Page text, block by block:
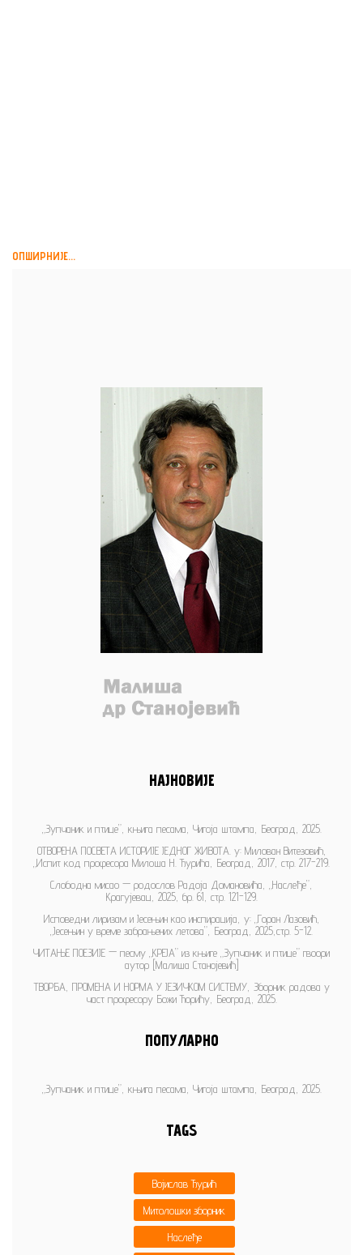
ОПШИРНИЈЕ...
НАЈНОВИЈЕ
„Зупчаник и птице”, књига песама, Чигоја штампа, Београд, 2025.
ОТВОРЕНА ПОСВЕТА ИСТОРИЈЕ ЈЕДНОГ ЖИВОТА. у: Милован Витезовић,
„Испит код професора Милоша Н. Ђурића, Београд, 2017, стр. 217-219.
Слободна мисао — родослов Радоја Домановића, „Наслеђе”,
Крагујевац, 2025, бр. 61, стр. 121-129.
Исповедни лиризам и Јесењин као инспирација, у: „Горан Лазовић,
„Јесењин у време забрањених летова”, Београд, 2025,стр. 5-12.
ЧИТАЊЕ ПОЕЗИЈЕ — песму „КРЕЈА” из књиге „Зупчаник и птице” гвоори
аутор [Малиша Станојевић]
ТВОРБА, ПРОМЕНА И НОРМА У ЈЕЗИЧКОМ СИСТЕМУ, Зборник радова у
част професору Божи Ћорићу, Београд, 2025.
ПОПУЛАРНО
„Зупчаник и птице”, књига песама, Чигоја штампа, Београд, 2025.
TAGS
Војислав Ђурић
Митолошки зборник
Наслеђе